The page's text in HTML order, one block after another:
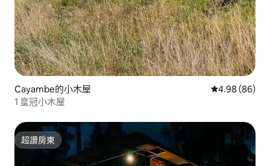
Cayambe的小木屋 從 86 則評價
4.98 (86)
1 皇冠小木屋
超讚房東
超讚房東